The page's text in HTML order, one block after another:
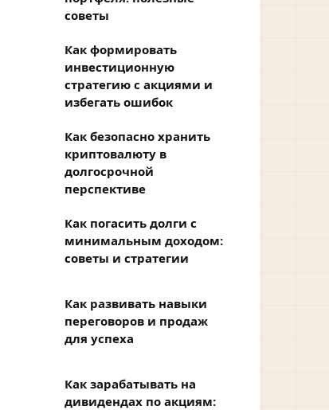
советы
Как формировать
инвестиционную
стратегию с акциями и
избегать ошибок
Как безопасно хранить
криптовалюту в
долгосрочной
перспективе
Как погасить долги с
минимальным доходом:
советы и стратегии
Как развивать навыки
переговоров и продаж
для успеха
Как зарабатывать на
дивидендах по акциям: